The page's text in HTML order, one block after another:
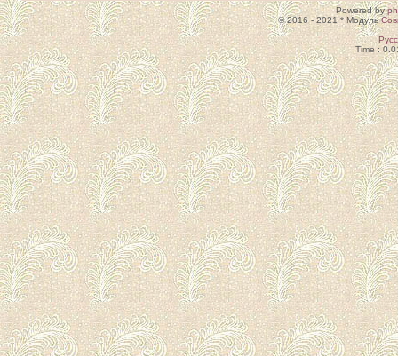
Powered by
© 2016 - 2021 * Модуль
Time :